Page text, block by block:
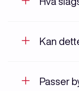
Kan
Passer